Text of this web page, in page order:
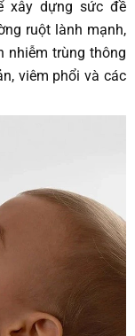
xây dựng sức đề
ruột lành mạnh,
nhiễm trùng thông
viêm phổi và các